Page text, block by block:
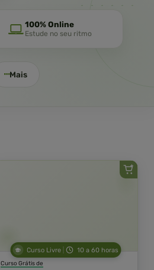
100% Online
Estude no seu ritmo
Mais
Curso Livre 10 a 60 horas
Curso Grátis de